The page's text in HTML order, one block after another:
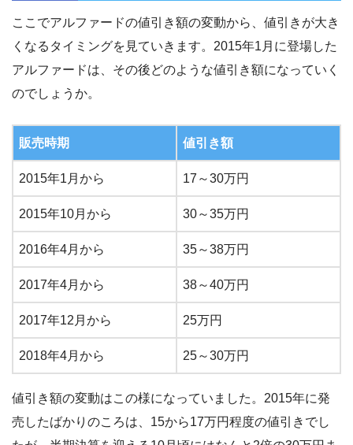
ここでアルファードの値引き額の変動から、値引きが大き
くなるタイミングを見ていきます。2015年1月に登場した
アルファードは、その後どのような値引き額になっていく
のでしょうか。
販売時期 値引き額
2015年1月から 17～30万円
2015年10月から 30～35万円
2016年4月から 35～38万円
2017年4月から 38～40万円
2017年12月から 25万円
2018年4月から 25～30万円
値引き額の変動はこの様になっていました。2015年に発
売したばかりのころは、15から17万円程度の値引きでし